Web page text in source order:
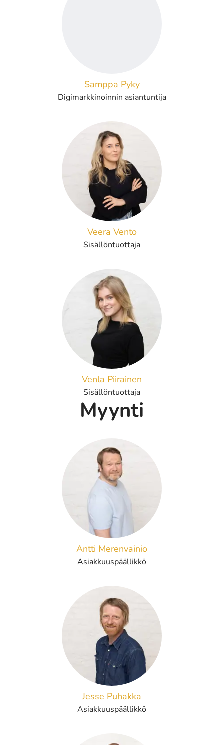
Samppa Pyky
Digimarkkinoinnin asiantuntija
Veera Vento
Sisällöntuottaja
Venla Piirainen
Sisällöntuottaja
Myynti
Antti Merenvainio
Asiakkuuspäällikkö
Jesse Puhakka
Asiakkuuspäällikkö